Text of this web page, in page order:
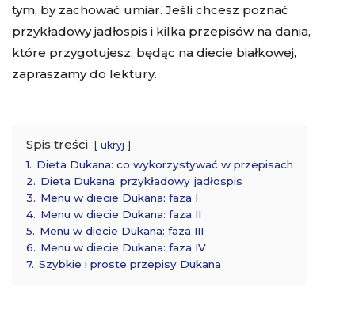
tym, by zachować umiar. Jeśli chcesz poznać
przykładowy jadłospis i kilka przepisów na dania,
które przygotujesz, będąc na diecie białkowej,
zapraszamy do lektury.
Spis treści ukryj
1. Dieta Dukana: co wykorzystywać w przepisach
2. Dieta Dukana: przykładowy jadłospis
3. Menu w diecie Dukana: faza I
4. Menu w diecie Dukana: faza II
5. Menu w diecie Dukana: faza III
6. Menu w diecie Dukana: faza IV
7. Szybkie i proste przepisy Dukana